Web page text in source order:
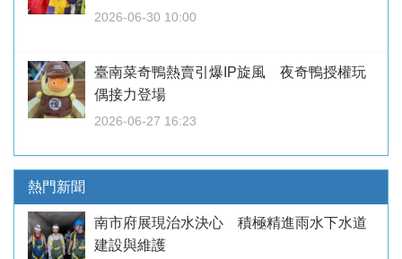
2026-06-30 10:00
臺南菜奇鴨熱賣引爆IP旋風 夜奇鴨授權玩
偶接力登場
2026-06-27 16:23
熱門新聞
南市府展現治水決心 積極精進雨水下水道
建設與維護